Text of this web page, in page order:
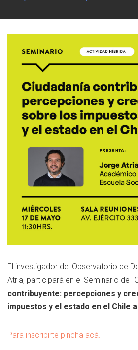
El investigador del Observatorio de
Atria, participará en el Seminario de
contribuyente: percepciones y
impuestos y el estado en el Chile
Para inscribirte pincha acá.